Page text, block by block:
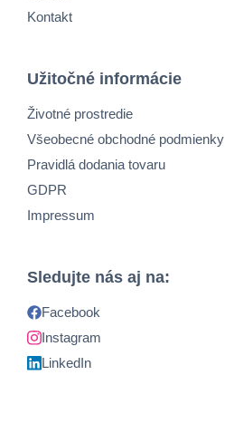
Kontakt
Užitočné informácie
Životné prostredie
Všeobecné obchodné podmienky
Pravidlá dodania tovaru
GDPR
Impressum
Sledujte nás aj na:
Facebook
Instagram
LinkedIn